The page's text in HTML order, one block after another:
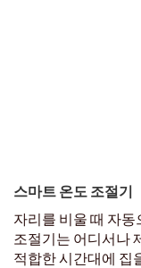
스마트 온도 조절기
자리를 비울 때 자
조절기는 어디서나
적합한 시간대에 집